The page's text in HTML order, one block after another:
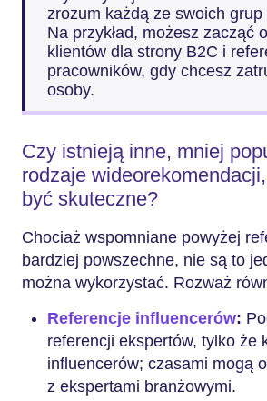
zrozum każdą ze swoich grup
Na przykład, możesz zacząć
klientów dla strony B2C i
pracowników, gdy chcesz
osoby.
Czy istnieją inne, mniej
rodzaje
być skuteczne?
Chociaż wspomniane powyżej
bardziej powszechne, nie są to
można wykorzystać. Rozważ
Referencje influencerów:
referencji ekspertów, tylko że
influencerów; czasami mogą
z ekspertami branżowymi.